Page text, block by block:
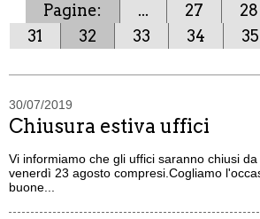
Pagine: ... 27 28
31
32 33 34 35
30/07/2019
Chiusura estiva uffici
Vi informiamo che gli uffici saranno chiusi
venerdì 23 agosto compresi.Cogliamo
buone...